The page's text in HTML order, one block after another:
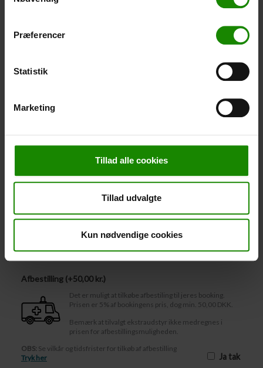
Præferencer
Statistik
Marketing
Tillad alle cookies
Tillad udvalgte
Kun nødvendige cookies
Telt – Grand Canyon Topeka 4 (+
Teleskopstang 52-129cm. Cm. Ø30 – Der kan ikke
- +
20,00 kr.)
Vandtæt, letvægtsmateriale, onesize – Der kan ikke
- +
Afbestilling
Afbestilling ( 50,00 kr.)
Det er muligt at tilkøbe afbestiling til jeres booking.
Prisen er 5% af bookingens pris, dog min. 50,00 DKK.
Bemærk at tilvalgt ekstraudstyr ikke medregnes i
prisen for afbestillingsmuligheden.
OBS: Se vilkår og tidsfrister for tilkøb af afbestilling
Tryk her
Ja tak